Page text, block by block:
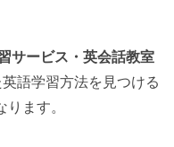
サービス・英会話教室
語学習方法を見つける
ます。